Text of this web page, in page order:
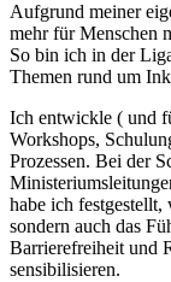
Aufgrund meiner
mehr für Menschen
So bin ich in der
Themen rund um
Ich entwickle ( und
Workshops,
Prozessen. Bei der
habe ich
sondern auch das
Barrierefreiheit und
sensibilisieren.